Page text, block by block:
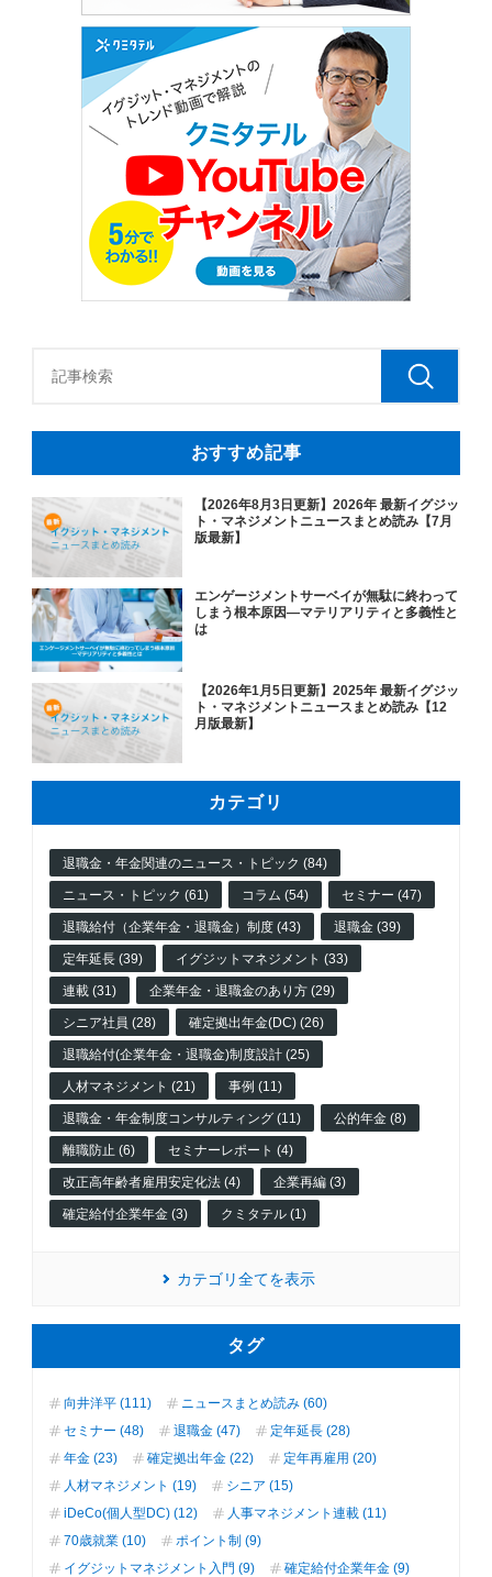
おすすめ記事
【2026年8月3日更新】2026年 最新イグジッ
ト・マネジメントニュースまとめ読み【7月
版最新】
エンゲージメントサーベイが無駄に終わって
しまう根本原因―マテリアリティと多義性と
は
【2026年1月5日更新】2025年 最新イグジッ
ト・マネジメントニュースまとめ読み【12
月版最新】
カテゴリ
退職金・年金関連のニュース・トピック (84)
ニュース・トピック (61) コラム (54) セミナー (47)
退職給付（企業年金・退職金）制度 (43) 退職金 (39)
定年延長 (39) イグジットマネジメント (33)
連載 (31) 企業年金・退職金のあり方 (29)
シニア社員 (28) 確定拠出年金(DC) (26)
退職給付(企業年金・退職金)制度設計 (25)
人材マネジメント (21) 事例 (11)
退職金・年金制度コンサルティング (11) 公的年金 (8)
離職防止 (6) セミナーレポート (4)
改正高年齢者雇用安定化法 (4) 企業再編 (3)
確定給付企業年金 (3) クミタテル (1)
カテゴリ全てを表示
タグ
向井洋平 (111)
ニュースまとめ読み (60)
セミナー (48)
退職金 (47)
定年延長 (28)
年金 (23)
確定拠出年金 (22)
定年再雇用 (20)
人材マネジメント (19)
シニア (15)
iDeCo(個人型DC) (12)
人事マネジメント連載 (11)
70歳就業 (10)
ポイント制 (9)
イグジットマネジメント入門 (9)
確定給付企業年金 (9)